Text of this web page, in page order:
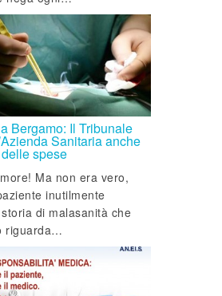
Bergamo: Il Tribunale
Sanitaria anche
spese
Ma non era vero,
inutilmente
di malasanità che
riguarda…